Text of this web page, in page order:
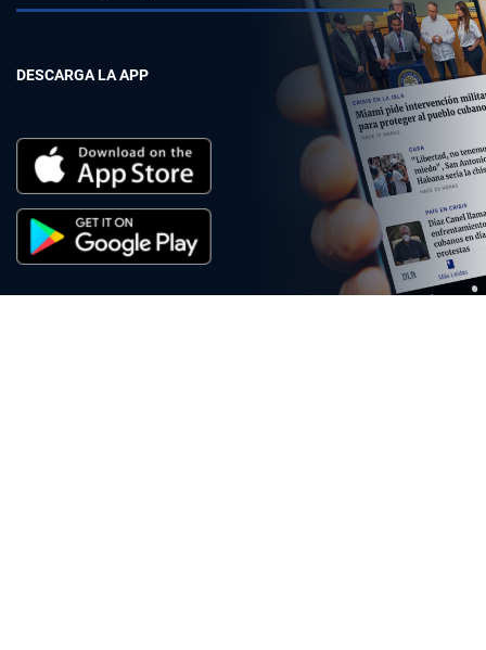
DESCARGA LA APP